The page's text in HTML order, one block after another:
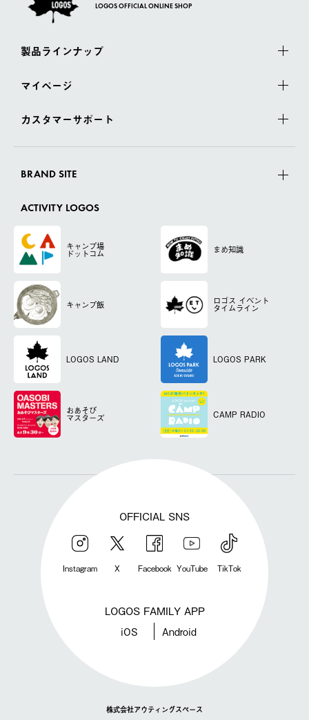
LOGOS OFFICIAL ONLINE SHOP
製品ラインナップ
マイページ
カスタマーサポート
BRAND SITE
ACTIVITY LOGOS
キャンプ場
ドットコム まめ知識
キャンプ飯 ロゴス イベント
タイムライン
LOGOS LAND LOGOS PARK
おあそび
マスターズ CAMP RADIO
OFFICIAL SNS
Instagram X Facebook YouTube TikTok
LOGOS FAMILY APP
iOS Android
株式会社アウティングスペース